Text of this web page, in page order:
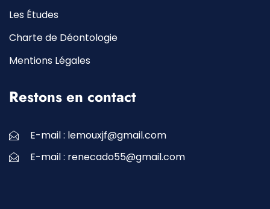
Les Études
Charte de Déontologie
Mentions Légales
Restons en contact
E-mail : lemouxjf@gmail.com
E-mail : renecado55@gmail.com